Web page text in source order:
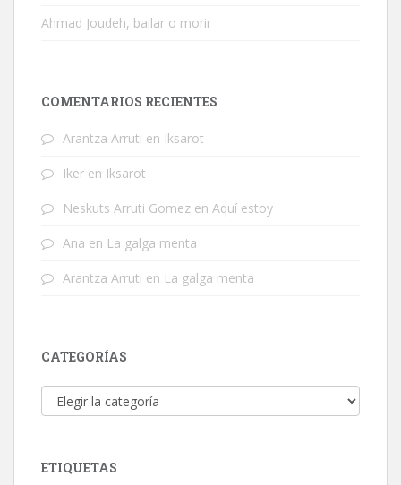
Ahmad Joudeh, bailar o morir
COMENTARIOS RECIENTES
Arantza Arruti en Iksarot
Iker en Iksarot
Neskuts Arruti Gomez en Aquí estoy
Ana en La galga menta
Arantza Arruti en La galga menta
CATEGORÍAS
Categorías
ETIQUETAS